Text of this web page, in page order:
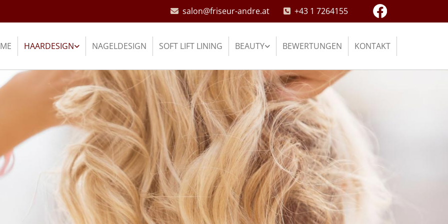
 salon@friseur-andre.at  +43 1 7264155
HAARDESIGN NAGELDESIGN SOFT LIFT LINING BEAUTY BEWERTUNGEN KONTAKT